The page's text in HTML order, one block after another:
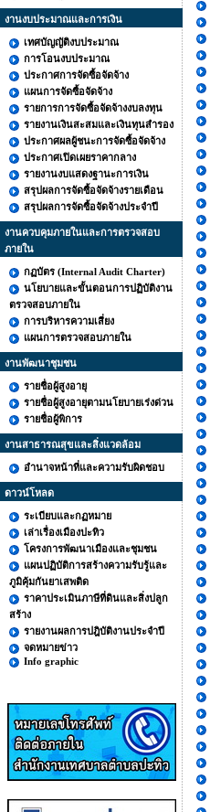
งานงบประมาณและการเงิน
เทศบัญญัติงบประมาณ
การโอนงบประมาณ
ประกาศการจัดซื้อจัดจ้าง
แผนการจัดซื้อจัดจ้าง
รายการการจัดซื้อจัดจ้างงบลงทุน
รายงานเงินสะสมและเงินทุนสำรอง
ประกาศผลผู้ชนะการจัดซื้อจัดจ้าง
ประกาศเปิดเผยราคากลาง
รายงานงบแสดงฐานะการเงิน
สรุปผลการจัดซื้อจัดจ้างรายเดือน
สรุปผลการจัดซื้อจัดจ้างประจำปี
งานควบคุมภายในและการตรวจสอบ
ภายใน
กฏบัตร (Internal Audit Charter)
นโยบายและขั้นตอนการปฏิบัติงาน
ตรวจสอบภายใน
การบริหารความเสี่ยง
แผนการตรวจสอบภายใน
งานพัฒนาชุมชน
รายชื่อผู้สูงอายุ
รายชื่อผู้สูงอายุตามนโยบายเร่งด่วน
รายชื่อผู้พิการ
งานสาธารณสุขและสิ่งแวดล้อม
อำนาจหน้าที่และความรับผิดชอบ
ดาวน์โหลด
ระเบียบและกฏหมาย
เล่าเรื่องเมืองปะทิว
โครงการพัฒนาเมืองและชุมชน
แผนปฏิบัติการสร้างความรับรู้และ
ภูมิคุ้มกันยาเสพติด
ราคาประเมินภาษีที่ดินและสิ่งปลูก
สร้าง
รายงานผลการปฎิบัติงานประจำปี
จดหมายข่าว
Info graphic